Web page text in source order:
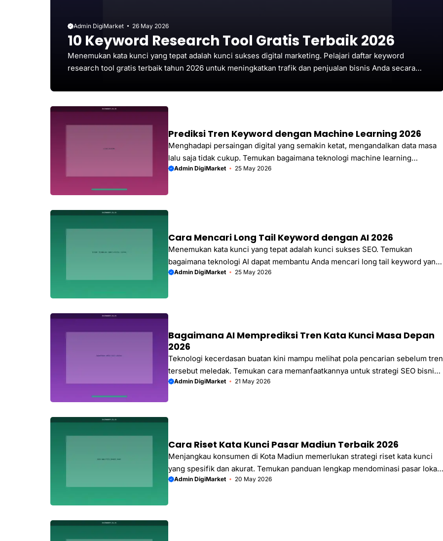
Admin DigiMarket 26 May 2026
10 Keyword Research Tool Gratis Terbaik 2026
Menemukan kata kunci yang tepat adalah kunci sukses digital marketing. Pelajari daftar keyword
research tool gratis terbaik tahun 2026 untuk meningkatkan trafik dan penjualan bisnis Anda secara
Prediksi Tren Keyword dengan Machine Learning 2026
Menghadapi persaingan digital yang semakin ketat, mengandalkan data masa
lalu saja tidak cukup. Temukan bagaimana teknologi machine learning
membantu bisnis Anda memprediksi tren kata kunci sebelum kompetitor
Admin DigiMarket 25 May 2026
Cara Mencari Long Tail Keyword dengan AI 2026
Menemukan kata kunci yang tepat adalah kunci sukses SEO. Temukan
bagaimana teknologi AI dapat membantu Anda mencari long tail keyword yang
mendatangkan pembeli berkualitas.
Admin DigiMarket 25 May 2026
Bagaimana AI Memprediksi Tren Kata Kunci Masa Depan
2026
Teknologi kecerdasan buatan kini mampu melihat pola pencarian sebelum tren
tersebut meledak. Temukan cara memanfaatkannya untuk strategi SEO bisnis
Anda.
Admin DigiMarket 21 May 2026
Cara Riset Kata Kunci Pasar Madiun Terbaik 2026
Menjangkau konsumen di Kota Madiun memerlukan strategi riset kata kunci
yang spesifik dan akurat. Temukan panduan lengkap mendominasi pasar lokal
Madiun di sini.
Admin DigiMarket 20 May 2026